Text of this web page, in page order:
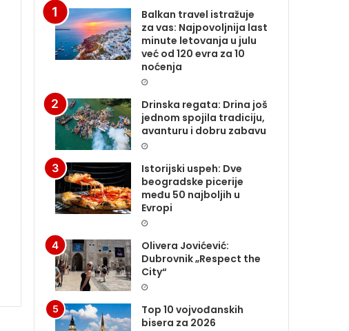
Balkan travel istražuje
za vas: Najpovoljnija last
minute letovanja u julu
već od 120 evra za 10
noćenja
Drinska regata: Drina još
jednom spojila tradiciju,
avanturu i dobru zabavu
Istorijski uspeh: Dve
beogradske picerije
među 50 najboljih u
Evropi
Olivera Jovićević:
Dubrovnik „Respect the
City“
Top 10 vojvođanskih
bisera za 2026